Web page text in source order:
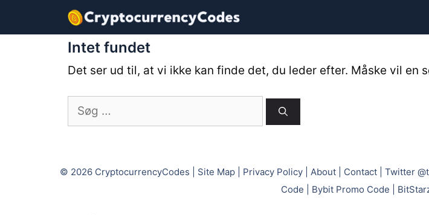
Intet fundet
Det ser ud til, at vi ikke kan finde det, du leder efter. Måske vil en
Søg
efter:
© 2026 CryptocurrencyCodes Site Map Privacy Policy About Contact Twitter
Code
Bybit Promo Code